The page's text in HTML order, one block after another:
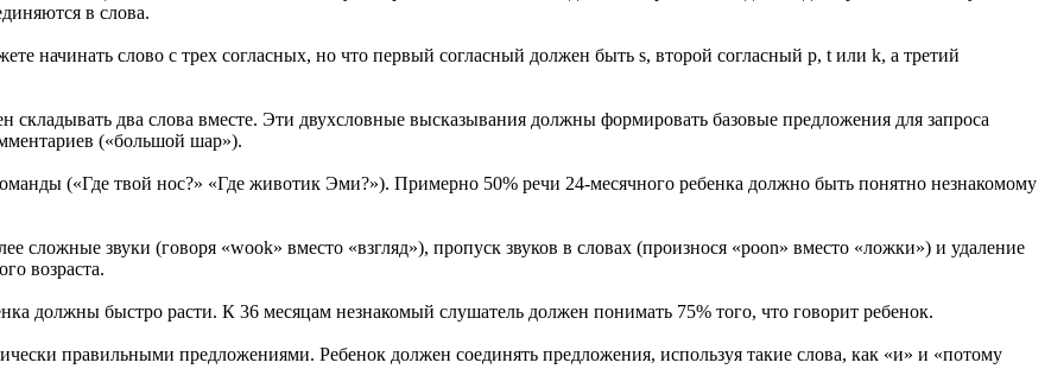
в слова.
начинать слово с трех согласных, но что первый согласный должен быть s, второй согласный p, t или k, а третий
два слова вместе. Эти двухсловные высказывания должны формировать базовые предложения для запроса
(«большой шар»).
(«Где твой нос?» «Где животик Эми?»). Примерно 50% речи 24-месячного ребенка должно быть понятно незнакомому
сложные звуки (говоря «wook» вместо «взгляд»), пропуск звуков в словах (произнося «poon» вместо «ложки») и удаление
возраста.
должны быстро расти. К 36 месяцам незнакомый слушатель должен понимать 75% того, что говорит ребенок.
правильными предложениями. Ребенок должен соединять предложения, используя такие слова, как «и» и «потому